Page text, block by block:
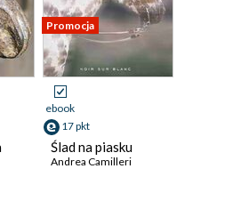
Promocja
ebook
17 pkt
Ślad na piasku
Andrea Camilleri